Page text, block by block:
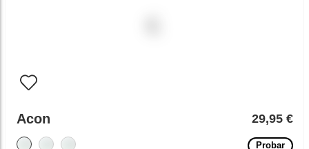
Acon 29,95 €
Probar